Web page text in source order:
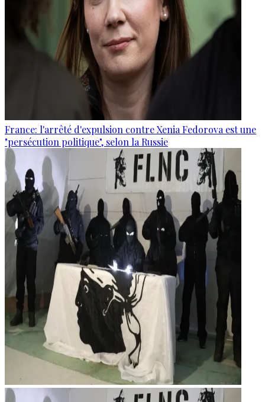
France: l'arrêté d'expulsion contre Xenia Fedorova est une
"persécution politique", selon la Russie